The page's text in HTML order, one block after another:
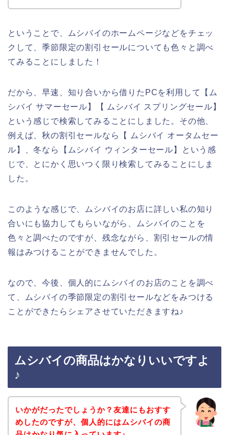
ということで、ムシバイのホームページなどをチェッ
クして、季節限定の割引セールについても色々と調べ
てみることにしました！
だから、早速、知り合いから借りたPCを利用して【ム
シバイ サマーセール】【 ムシバイ スプリングセール】
という感じで検索してみることにしました。その他、
例えば、秋の割引セールなら【 ムシバイ オータムセー
ル】、冬なら【ムシバイ ウィンターセール】という感
じで、とにかく思いつく限り検索してみることにしま
した。
このような感じで、ムシバイのお店に詳しい私の知り
合いにも協力してもらいながら、ムシバイのことを
色々と調べたのですが、残念ながら、割引セールの情
報はみつけることができませんでした。
なので、今後、個人的にムシバイのお店のことを調べ
て、ムシバイの季節限定の割引セールなどをみつける
ことができたらシェアさせていただきますね♪
ムシバイの商品はかなりいいですよ
♪
いかがだったでしょうか？友達にもおすす
めしたのですが、個人的にはムシバイの商